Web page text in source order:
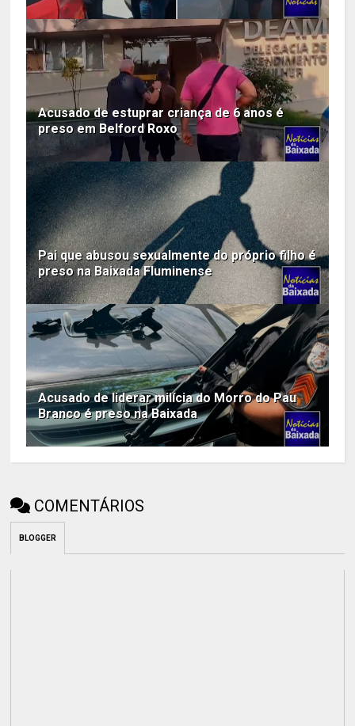
Acusado de estuprar criança de 6 anos é
preso em Belford Roxo
Pai que abusou sexualmente do próprio filho é
preso na Baixada Fluminense
Acusado de liderar milícia do Morro do Pau
Branco é preso na Baixada
COMENTÁRIOS
BLOGGER